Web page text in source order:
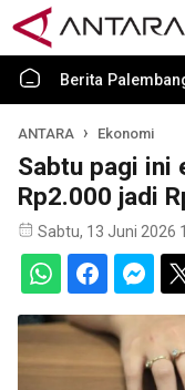
Berita
ANTARA Ekonomi
Sabtu pagi ini
Rp2.000 jadi
Sabtu, 13 Juni 2026